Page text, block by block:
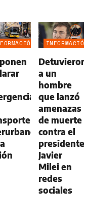
INFORMACIÓN
Detuvieron
a un
hombre
que lanzó
amenazas
de muerte
contra el
presidente
Javier
Milei en
redes
sociales